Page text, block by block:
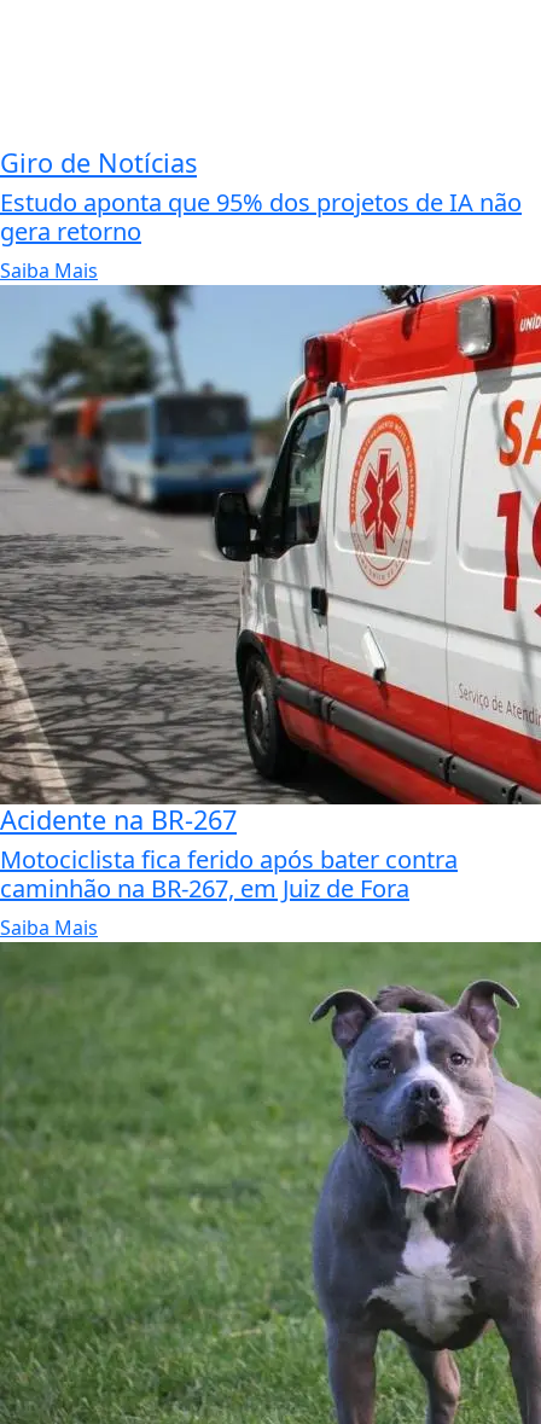
Giro de Notícias
Estudo aponta que 95% dos projetos de IA não
gera retorno
Saiba Mais
Acidente na BR-267
Motociclista fica ferido após bater contra
caminhão na BR-267, em Juiz de Fora
Saiba Mais